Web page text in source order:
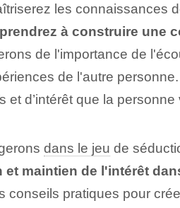
les connaissances
à construire une
de l'importance de
de l'autre
d’intérêt que la personne
dans le jeu de
maintien de l'intérêt
pratiques pour